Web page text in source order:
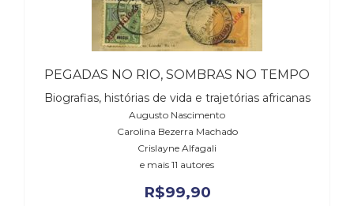
PEGADAS NO RIO, SOMBRAS NO TEMPO
Biografias, histórias de vida e trajetórias africanas
Augusto Nascimento
Carolina Bezerra Machado
Crislayne Alfagali
e mais 11 autores
R$99,90